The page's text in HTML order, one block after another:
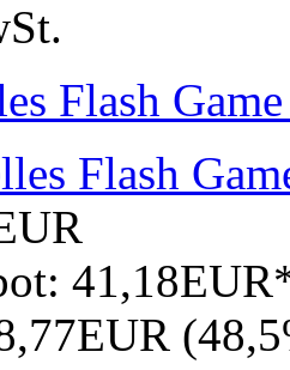
Flash